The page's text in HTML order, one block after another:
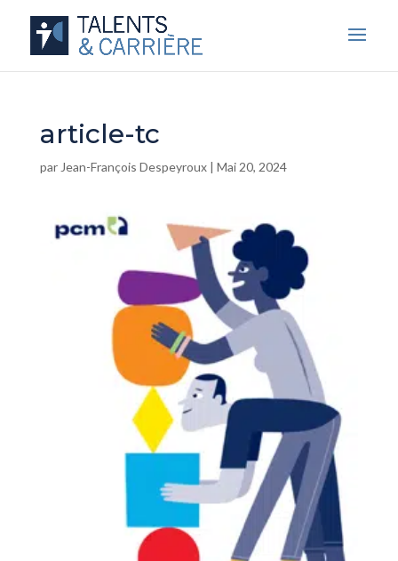
article-tc
par Jean-François Despeyroux| Mai 20, 2024